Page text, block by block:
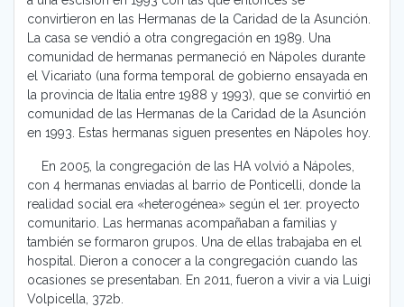
convirtieron en las Hermanas de la Caridad de la Asunción.
La casa se vendió a otra congregación en 1989. Una
comunidad de hermanas permaneció en Nápoles durante
el Vicariato (una forma temporal de gobierno ensayada en
la provincia de Italia entre 1988 y 1993), que se convirtió en
comunidad de las Hermanas de la Caridad de la Asunción
en 1993. Estas hermanas siguen presentes en Nápoles hoy.
En 2005, la congregación de las HA volvió a Nápoles,
con 4 hermanas enviadas al barrio de Ponticelli, donde la
realidad social era «heterogénea» según el 1er. proyecto
comunitario. Las hermanas acompañaban a familias y
también se formaron grupos. Una de ellas trabajaba en el
hospital. Dieron a conocer a la congregación cuando las
ocasiones se presentaban. En 2011, fueron a vivir a via Luigi
Volpicella, 372b.